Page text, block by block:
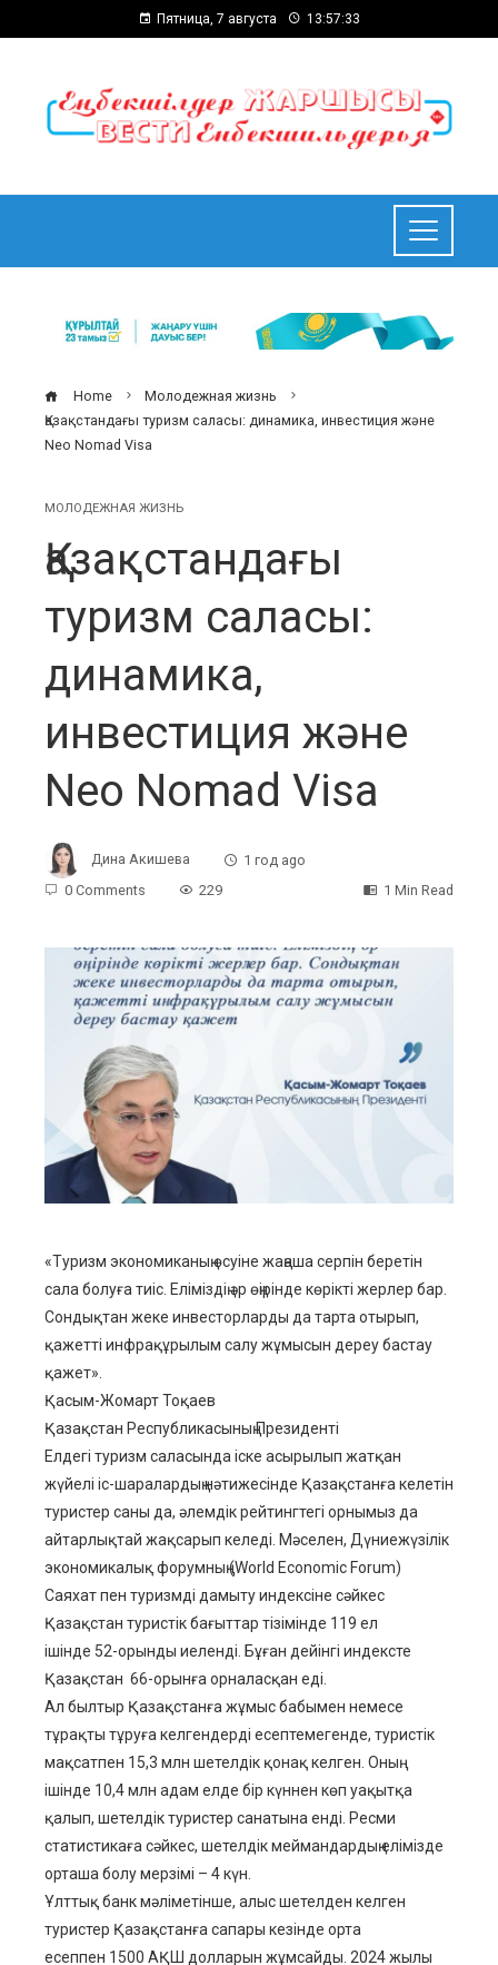
Пятница, 7 августа 13:57:34
Home
Молодежная жизнь
Қазақстандағы туризм саласы: динамика, инвестиция және
Neo Nomad Visa
МОЛОДЕЖНАЯ ЖИЗНЬ
Қазақстандағы
туризм саласы:
динамика,
инвестиция және
Neo Nomad Visa
Дина Акишева
1 год ago
0 Comments
229 1 Min Read
«Туризм экономиканың өсуіне жаңаша серпін беретін
сала болуға тиіс. Еліміздің әр өңірінде көрікті жерлер бар.
Сондықтан жеке инвесторларды да тарта отырып,
қажетті инфрақұрылым салу жұмысын дереу бастау
қажет».
Қасым-Жомарт Тоқаев
Қазақстан Республикасының Президенті
Елдегі туризм саласында іске асырылып жатқан
жүйелі іс-шаралардың нәтижесінде Қазақстанға келетін
туристер саны да, әлемдік рейтингтегі орнымыз да
айтарлықтай жақсарып келеді. Мәселен, Дүниежүзілік
экономикалық форумның (World Economic Forum)
Саяхат пен туризмді дамыту индексіне сәйкес
Қазақстан туристік бағыттар тізімінде 119 ел
ішінде 52-орынды иеленді. Бұған дейінгі индексте
Қазақстан 66-орынға орналасқан еді.
Ал былтыр Қазақстанға жұмыс бабымен немесе
тұрақты тұруға келгендерді есептемегенде, туристік
мақсатпен 15,3 млн шетелдік қонақ келген. Оның
ішінде 10,4 млн адам елде бір күннен көп уақытқа
қалып, шетелдік туристер санатына енді. Ресми
статистикаға сәйкес, шетелдік меймандардың елімізде
орташа болу мерзімі – 4 күн.
Ұлттық банк мәліметінше, алыс шетелден келген
туристер Қазақстанға сапары кезінде орта
есеппен 1500 АҚШ долларын жұмсайды. 2024 жылы